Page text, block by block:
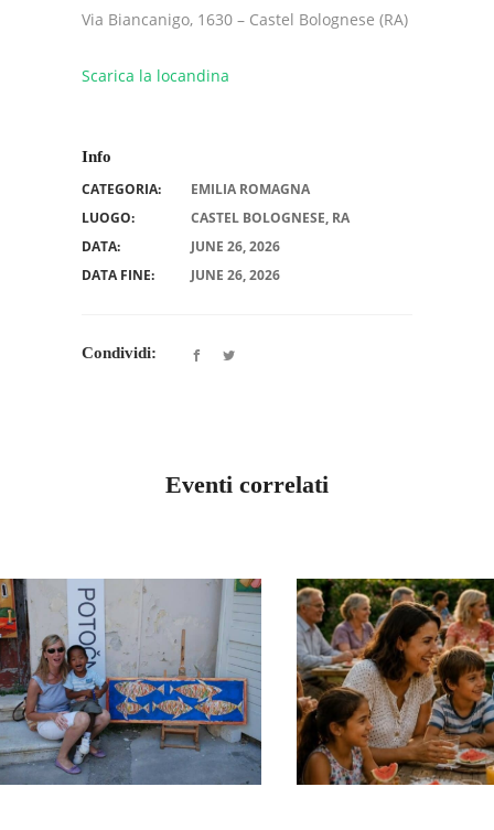
Via Biancanigo, 1630 – Castel Bolognese (RA)
Scarica la locandina
Info
CATEGORIA:
EMILIA ROMAGNA
LUOGO:
CASTEL BOLOGNESE, RA
DATA:
JUNE 26, 2026
DATA FINE:
JUNE 26, 2026
Condividi:
Eventi correlati
EMILIA ROMAGNA
L’AMORE CHE
GENERA. SEMPRE.
LUGLIO 21, 2026
EMILIA
LA FAMIGLIA,
FIORISCE